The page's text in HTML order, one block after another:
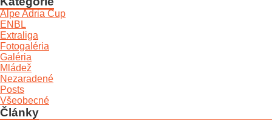
Alpe Adria Cup
ENBL
Extraliga
Fotogaléria
Galéria
Mládež
Nezaradené
Posts
Všeobecné
Články